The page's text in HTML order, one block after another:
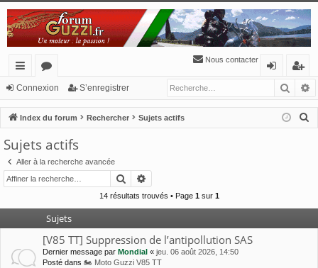
cc
ès
ra
pi
de
or
u
m
Nous contacter
n
ne
’e
nr
eg
Connexion S’enregistrer
Index du forum Rechercher Sujets actifs
c
Sujets actifs
Aller à la recherche avancée
Rechercher
14 résultats trouvés • Page 1sur 1
Sujets
[V85 TT] Suppression de l’antipollution SAS
Dernier message par Mondial « jeu. 06 août 2026, 14:50
Posté dans 🏍 Moto Guzzi V85 TT